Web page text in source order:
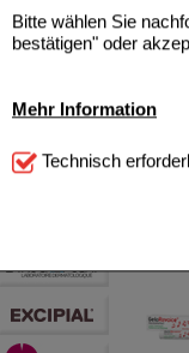
Bitte wählen Sie
bestätigen" oder
Mehr Information
Technisch
notwendig sind (z.B.
Diese
beispielsweise für
Inhalte anzuzeigen
Statistik & Tracking:
sammeln, mit deren
Technisch Sie